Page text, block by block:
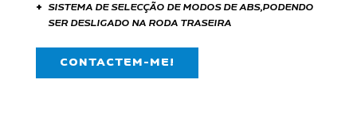
SISTEMA DE SELECÇÃO DE MODOS DE ABS,PODENDO
SER DESLIGADO NA RODA TRASEIRA
CONTACTEM-ME!